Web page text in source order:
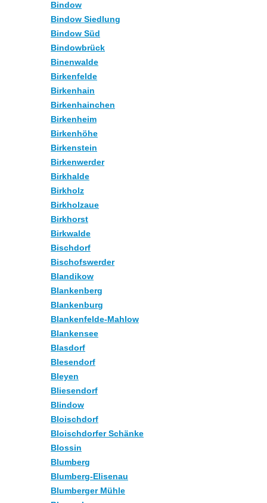
Bindow
Bindow Siedlung
Bindow Süd
Bindowbrück
Binenwalde
Birkenfelde
Birkenhain
Birkenhainchen
Birkenheim
Birkenhöhe
Birkenstein
Birkenwerder
Birkhalde
Birkholz
Birkholzaue
Birkhorst
Birkwalde
Bischdorf
Bischofswerder
Blandikow
Blankenberg
Blankenburg
Blankenfelde-Mahlow
Blankensee
Blasdorf
Blesendorf
Bleyen
Bliesendorf
Blindow
Bloischdorf
Bloischdorfer Schänke
Blossin
Blumberg
Blumberg-Elisenau
Blumberger Mühle